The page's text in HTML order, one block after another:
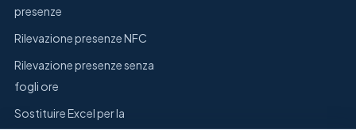
presenze
Rilevazione presenze NFC
Rilevazione presenze senza
fogli ore
Sostituire Excel per la